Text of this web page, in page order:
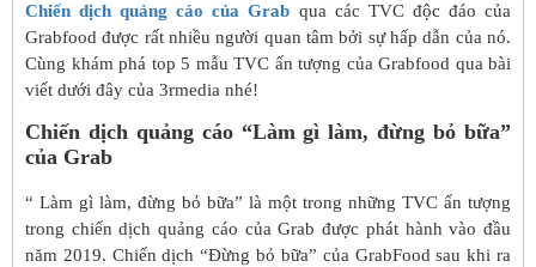
Chiến dịch quảng cáo của Grab qua các TVC độc đáo của
Grabfood được rất nhiều người quan tâm bởi sự hấp dẫn của nó.
Cùng khám phá top 5 mẫu TVC ấn tượng của Grabfood qua bài
viết dưới đây của 3rmedia nhé!
Chiến dịch quảng cáo “Làm gì làm, đừng bỏ bữa”
của Grab
“ Làm gì làm, đừng bỏ bữa” là một trong những TVC ấn tượng
trong chiến dịch quảng cáo của Grab được phát hành vào đầu
năm 2019. Chiến dịch “Đừng bỏ bữa” của GrabFood sau khi ra